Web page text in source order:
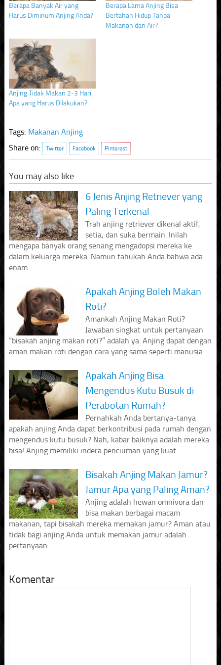
Berapa Banyak Air yang
Harus Diminum Anjing Anda?
Berapa Lama Anjing Bisa
Bertahan Hidup Tanpa
Makanan dan Air?
Anjing Tidak Makan 2-3 Hari,
Apa yang Harus Dilakukan?
Tags: Makanan Anjing
Share on:
Twitter Facebook Pinterest
You may also like
6 Jenis Anjing Retriever yang
Paling Terkenal
Trah anjing retriever dikenal aktif,
setia, dan suka bermain. Inilah
mengapa banyak orang senang mengadopsi mereka ke
dalam keluarga mereka. Namun tahukah Anda bahwa ada
enam
Apakah Anjing Boleh Makan
Roti?
Amankah Anjing Makan Roti?
Jawaban singkat untuk pertanyaan
“bisakah anjing makan roti?” adalah ya. Anjing dapat dengan
aman makan roti dengan cara yang sama seperti manusia
Apakah Anjing Bisa
Mengendus Kutu Busuk di
Perabotan Rumah?
Pernahkah Anda bertanya-tanya
apakah anjing Anda dapat berkontribusi pada rumah dengan
mengendus kutu busuk? Nah, kabar baiknya adalah mereka
bisa! Anjing memiliki indera penciuman yang kuat
Bisakah Anjing Makan Jamur?
Jamur Apa yang Paling Aman?
Anjing adalah hewan omnivora dan
bisa makan berbagai macam
makanan, tapi bisakah mereka memakan jamur? Aman atau
tidak bagi anjing Anda untuk memakan jamur adalah
pertanyaan
Komentar